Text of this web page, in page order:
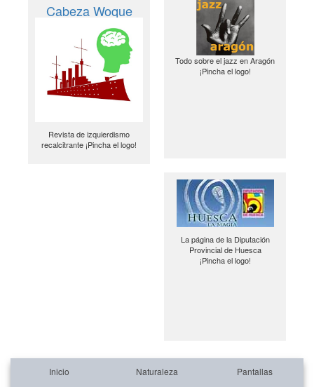
Cabeza Woque
Revista de izquierdismo
recalcitrante ¡Pincha el logo!
Todo sobre el jazz en Aragón
¡Pincha el logo!
La página de la Diputación
Provincial de Huesca
¡Pincha el logo!
Inicio Naturaleza Pantallas